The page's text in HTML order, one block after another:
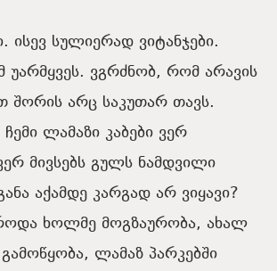
ისევ სულიერად ვიტანჯები.
ვგრძნობ, რომ არავის
შორის არც საკუთარ თავს.
ლამაზი კაბები ვერ
მივსებს გულს ნამდვილი
აქამდე კარგად არ ვიყავი?
ხოლმე მოგზაურობა, ახალ
ლამაზ პარკებში